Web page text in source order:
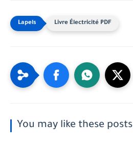
Livre Électricité PDF
You may like these posts